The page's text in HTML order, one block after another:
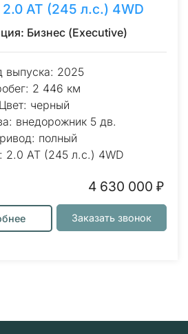
AT (245 л.с.) 4WD
Бизнес (Executive)
выпуска: 2025
2 446 км
Цвет: черный
внедорожник 5 дв.
полный
2.0 AT (245 л.с.) 4WD
4 630 000 ₽
Заказать звонок